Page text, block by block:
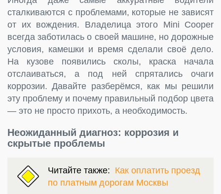
сталкиваются с проблемами, которые не зависят
от их вождения. Владелица этого Mini Cooper
всегда заботилась о своей машине, но дорожные
условия, камешки и время сделали своё дело.
На кузове появились сколы, краска начала
отслаиваться, а под ней спрятались очаги
коррозии. Давайте разберёмся, как мы решили
эту проблему и почему правильный подбор цвета
— это не просто прихоть, а необходимость.
Неожиданный диагноз: коррозия и
скрытые проблемы
Читайте также: Как оплатить проезд
по платным дорогам Москвы